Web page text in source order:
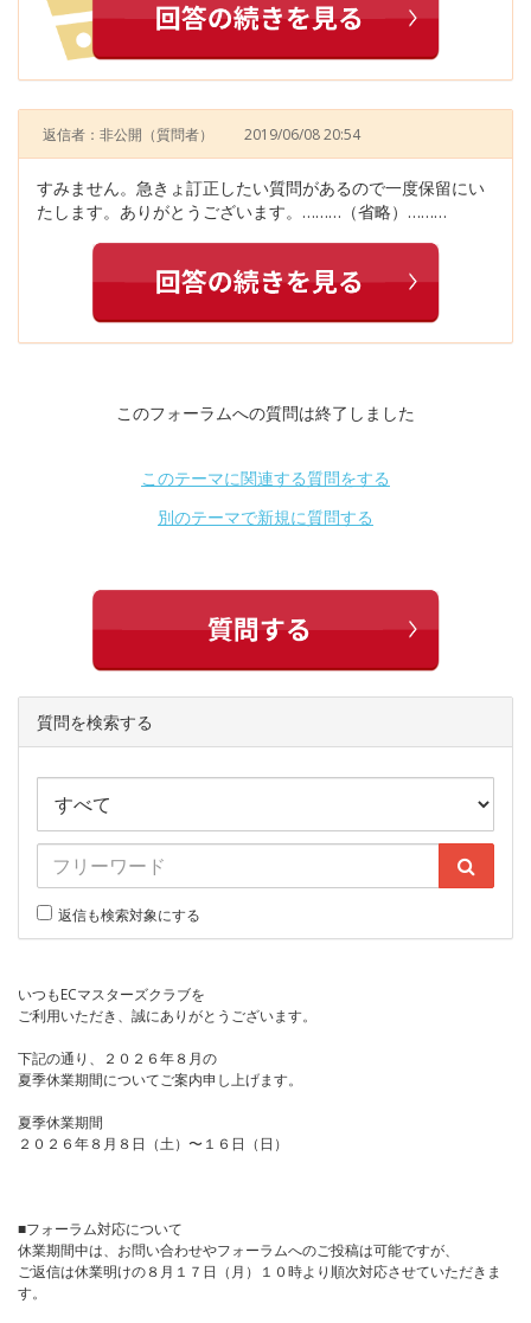
返信者：非公開 （質問者） 2019/06/08 20:54
すみません。急きょ訂正したい質問があるので一度保留にい
たします。ありがとうございます。………（省略）………
このフォーラムへの質問は終了しました
このテーマに関連する質問をする
別のテーマで新規に質問する
質問を検索する
返信も検索対象にする
いつもECマスターズクラブを
ご利用いただき、誠にありがとうございます。
下記の通り、２０２６年８月の
夏季休業期間についてご案内申し上げます。
夏季休業期間
２０２６年８月８日（土）〜１６日（日）
■フォーラム対応について
休業期間中は、お問い合わせやフォーラムへのご投稿は可能ですが、
ご返信は休業明けの８月１７日（月）１０時より順次対応させていただきま
す。